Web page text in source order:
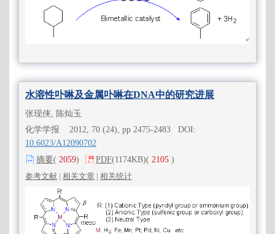
水溶性卟啉及金属卟啉在DNA中的研究进展
张现侠, 陈灿玉
化学学报 2012, 70 (24), pp 2475-2483 DOI:
10.6023/A12090702
摘要( 2059) PDF(1174KB)( 2105 )
参考文献 | 相关文章 | 相关统计